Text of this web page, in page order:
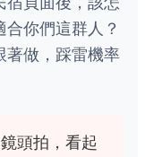
你們這群人？
著做，踩雷機率
頭拍，看起